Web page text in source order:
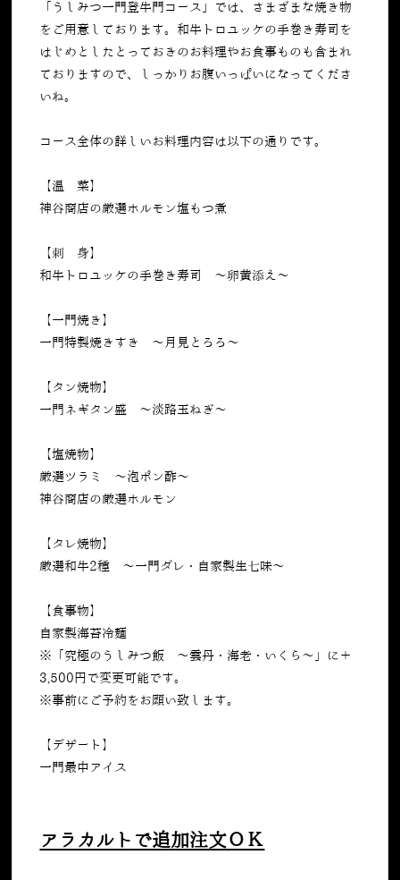
「うしみつ一門登牛門コース」では、さまざまな焼き物
をご用意しております。 和牛トロユッケの手巻き寿司を
はじめとしたとっておきのお料理やお食事ものも含まれ
ておりますので、しっかりお腹いっぱいになってくださ
いね。
コース全体の詳しいお料理内容は以下の通りです。
【温 菜】
神谷商店の厳選ホルモン塩もつ煮
【刺 身】
和牛トロユッケの手巻き寿司 〜卵黄添え〜
【一門焼き】
一門特製焼きすき ～月見とろろ～
【タン焼物】
一門ネギタン盛 ～淡路玉ねぎ～
【塩焼物】
厳選ツラミ ～泡ポン酢～
神谷商店の厳選ホルモン
【タレ焼物】
厳選和牛2種 ～一門ダレ・自家製生七味～
【食事物】
自家製海苔冷麺
※「究極のうしみつ飯 〜雲丹・海老・いくら〜」に＋
3,500円で変更可能です。
※事前にご予約をお願い致します。
【デザート】
一門最中アイス
アラカルトで追加注文ＯＫ